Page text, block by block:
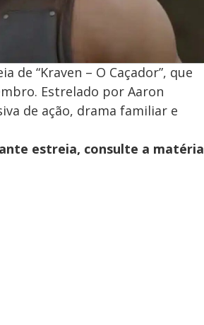
de “Kraven – O Caçador”, que
Estrelado por Aaron
de ação, drama familiar e
estreia, consulte a matéria